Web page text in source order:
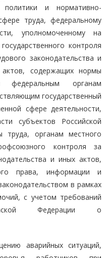
политики и нормативно-
труда, федеральному
уполномоченному на
контроля
законодательства и
содержащих нормы
федеральным органам
государственный
сфере деятельности,
субъектов Российской
органам местного
контроля за
и иных актов,
права, информации и
в рамках
с учетом требований
Федерации о
аварийных ситуаций,